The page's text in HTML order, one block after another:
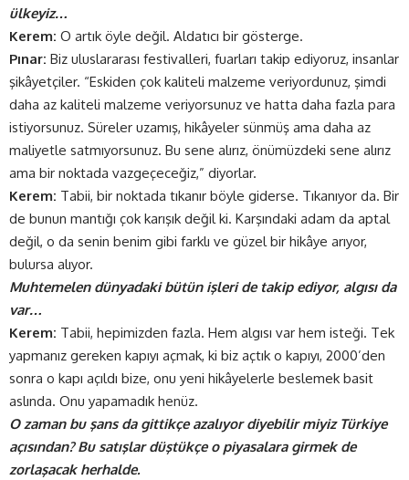
ülkeyiz…
Kerem: O artık öyle değil. Aldatıcı bir gösterge.
Pınar: Biz uluslararası festivalleri, fuarları takip ediyoruz, insanlar
şikâyetçiler. “Eskiden çok kaliteli malzeme veriyordunuz, şimdi
daha az kaliteli malzeme veriyorsunuz ve hatta daha fazla para
istiyorsunuz. Süreler uzamış, hikâyeler sünmüş ama daha az
maliyetle satmıyorsunuz. Bu sene alırız, önümüzdeki sene alırız
ama bir noktada vazgeçeceğiz,” diyorlar.
Kerem: Tabii, bir noktada tıkanır böyle giderse. Tıkanıyor da. Bir
de bunun mantığı çok karışık değil ki. Karşındaki adam da aptal
değil, o da senin benim gibi farklı ve güzel bir hikâye arıyor,
bulursa alıyor.
Muhtemelen dünyadaki bütün işleri de takip ediyor, algısı da
var…
Kerem: Tabii, hepimizden fazla. Hem algısı var hem isteği. Tek
yapmanız gereken kapıyı açmak, ki biz açtık o kapıyı, 2000’den
sonra o kapı açıldı bize, onu yeni hikâyelerle beslemek basit
aslında. Onu yapamadık henüz.
O zaman bu şans da gittikçe azalıyor diyebilir miyiz Türkiye
açısından? Bu satışlar düştükçe o piyasalara girmek de
zorlaşacak herhalde.